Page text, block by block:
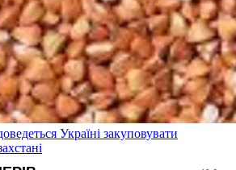
Україні закуповувати